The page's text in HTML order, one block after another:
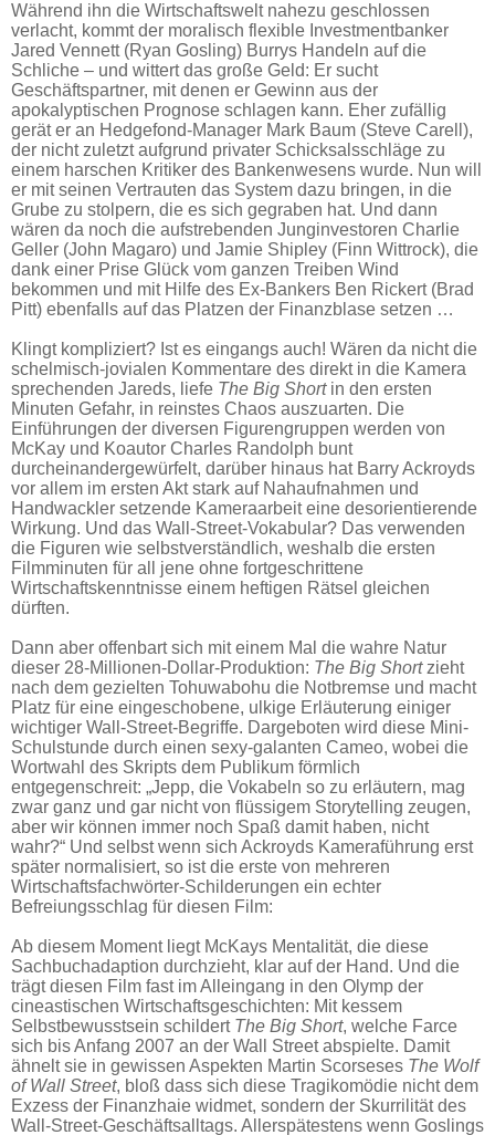
Während ihn die Wirtschaftswelt nahezu geschlossen
verlacht, kommt der moralisch flexible Investmentbanker
Jared Vennett (Ryan Gosling) Burrys Handeln auf die
Schliche – und wittert das große Geld: Er sucht
Geschäftspartner, mit denen er Gewinn aus der
apokalyptischen Prognose schlagen kann. Eher zufällig
gerät er an Hedgefond-Manager Mark Baum (Steve Carell),
der nicht zuletzt aufgrund privater Schicksalsschläge zu
einem harschen Kritiker des Bankenwesens wurde. Nun will
er mit seinen Vertrauten das System dazu bringen, in die
Grube zu stolpern, die es sich gegraben hat. Und dann
wären da noch die aufstrebenden Junginvestoren Charlie
Geller (John Magaro) und Jamie Shipley (Finn Wittrock), die
dank einer Prise Glück vom ganzen Treiben Wind
bekommen und mit Hilfe des Ex-Bankers Ben Rickert (Brad
Pitt) ebenfalls auf das Platzen der Finanzblase setzen …
Klingt kompliziert? Ist es eingangs auch! Wären da nicht die
schelmisch-jovialen Kommentare des direkt in die Kamera
sprechenden Jareds, liefe The Big Shortin den ersten
Minuten Gefahr, in reinstes Chaos auszuarten. Die
Einführungen der diversen Figurengruppen werden von
McKay und Koautor Charles Randolph bunt
durcheinandergewürfelt, darüber hinaus hat Barry Ackroyds
vor allem im ersten Akt stark auf Nahaufnahmen und
Handwackler setzende Kameraarbeit eine desorientierende
Wirkung. Und das Wall-Street-Vokabular? Das verwenden
die Figuren wie selbstverständlich, weshalb die ersten
Filmminuten für all jene ohne fortgeschrittene
Wirtschaftskenntnisse einem heftigen Rätsel gleichen
dürften.
Dann aber offenbart sich mit einem Mal die wahre Natur
dieser 28-Millionen-Dollar-Produktion: The Big Shortzieht
nach dem gezielten Tohuwabohu die Notbremse und macht
Platz für eine eingeschobene, ulkige Erläuterung einiger
wichtiger Wall-Street-Begriffe. Dargeboten wird diese Mini-
Schulstunde durch einen sexy-galanten Cameo, wobei die
Wortwahl des Skripts dem Publikum förmlich
entgegenschreit: „Jepp, die Vokabeln so zu erläutern, mag
zwar ganz und gar nicht von flüssigem Storytelling zeugen,
aber wir können immer noch Spaß damit haben, nicht
wahr?“ Und selbst wenn sich Ackroyds Kameraführung erst
später normalisiert, so ist die erste von mehreren
Wirtschaftsfachwörter-Schilderungen ein echter
Befreiungsschlag für diesen Film:
Ab diesem Moment liegt McKays Mentalität, die diese
Sachbuchadaption durchzieht, klar auf der Hand. Und die
trägt diesen Film fast im Alleingang in den Olymp der
cineastischen Wirtschaftsgeschichten: Mit kessem
Selbstbewusstsein schildert The Big Short, welche Farce
sich bis Anfang 2007 an der Wall Street abspielte. Damit
ähnelt sie in gewissen Aspekten Martin Scorseses The Wolf
of Wall Street, bloß dass sich diese Tragikomödie nicht dem
Exzess der Finanzhaie widmet, sondern der Skurrilität des
Wall-Street-Geschäftsalltags. Allerspätestens wenn Goslings